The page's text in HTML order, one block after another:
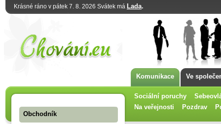
Krásné ráno v pátek 7. 8. 2026 Svátek má Lada.
Komunikace Ve
Sociální poruchy
Na veřejnosti
Pozdrav
Obchodník